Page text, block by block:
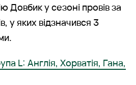
Довбик у сезоні провів за
у яких відзначився 3
L: Англія, Хорватія, Гана,